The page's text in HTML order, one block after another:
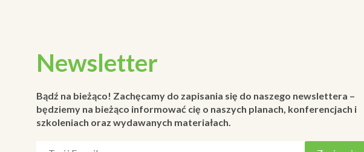
Newsletter
Bądź na bieżąco! Zachęcamy do zapisania się do naszego newslettera –
będziemy na bieżąco informować cię o naszych planach, konferencjach i
szkoleniach oraz wydawanych materiałach.